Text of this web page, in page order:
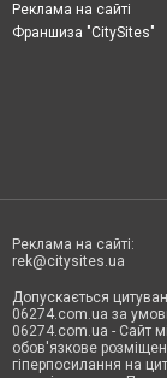
Реклама на сайті
Франшиза "CitySites"
Реклама на сайті:
rek@citysites.ua
Допускається
06274.com.ua за
06274.com.ua - Сайт
обов'язкове
гіперпосилання на